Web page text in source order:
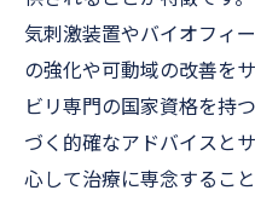
気刺激装置やバイオフィ
の強化や可動域の改善を
ビリ専門の国家資格を持
づく的確なアドバイスと
心して治療に専念すること